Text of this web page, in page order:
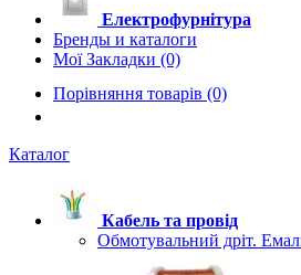
Електрофурнітура
Бренды и каталоги
Мої Закладки (0)
Порівняння товарів (0)
Каталог
Кабель та провід
Обмотувальний дріт.